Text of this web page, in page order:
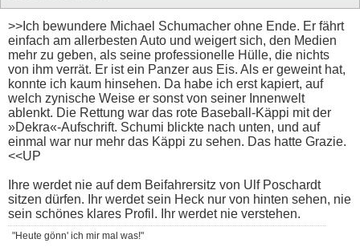
>>Ich bewundere Michael Schumacher ohne Ende. Er fährt
einfach am allerbesten Auto und weigert sich, den Medien
mehr zu geben, als seine professionelle Hülle, die nichts
von ihm verrät. Er ist ein Panzer aus Eis. Als er geweint hat,
konnte ich kaum hinsehen. Da habe ich erst kapiert, auf
welch zynische Weise er sonst von seiner Innenwelt
ablenkt. Die Rettung war das rote Baseball-Käppi mit der
»Dekra«-Aufschrift. Schumi blickte nach unten, und auf
einmal war nur mehr das Käppi zu sehen. Das hatte Grazie.
<<UP
Ihre werdet nie auf dem Beifahrersitz von Ulf Poschardt
sitzen dürfen. Ihr werdet sein Heck nur von hinten sehen, nie
sein schönes klares Profil. Ihr werdet nie verstehen.
"Heute gönn' ich mir mal was!"